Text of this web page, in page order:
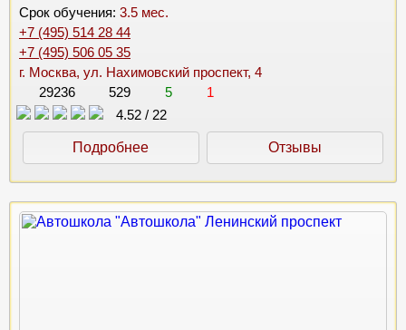
Срок обучения: 3.5 мес.
+7 (495) 514 28 44
+7 (495) 506 05 35
г. Москва, ул. Нахимовский проспект, 4
29236
529 5
1
4.52 / 22
Подробнее Отзывы